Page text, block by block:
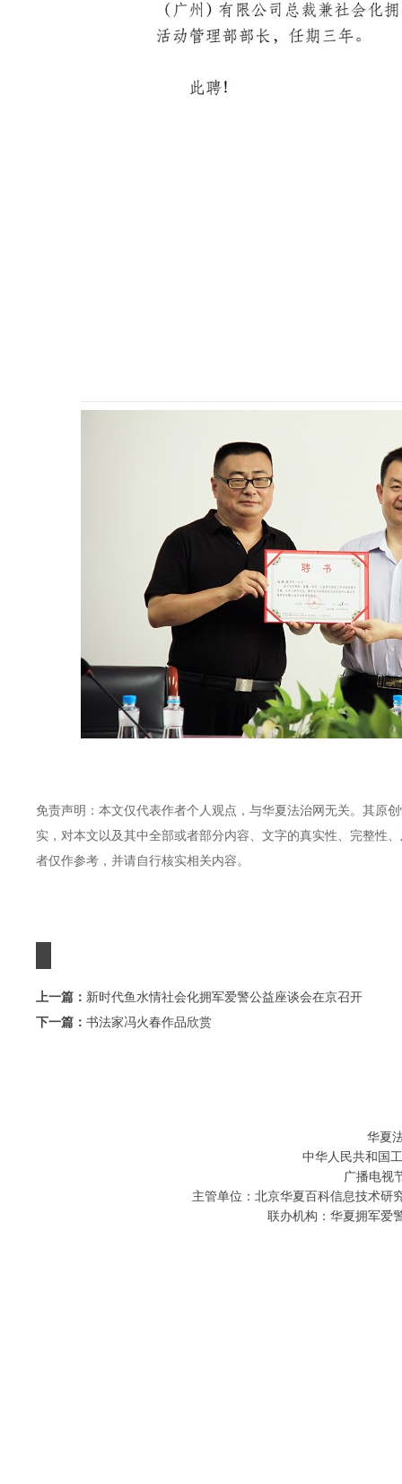
免责声明：本文仅代表作者个人观点，与华夏法治网无关。其原
实，对本文以及其中全部或者部分内容、文字的真实性、完整性
者仅作参考，并请自行核实相关内容。
上一篇： 新时代鱼水情社会化拥军爱警公益座谈会在京召开
下一篇： 书法家冯火春作品欣赏
华夏
中华人民共和国
广播电视
主管单位：北京华夏百科信息技术
联办机构：华夏拥军爱